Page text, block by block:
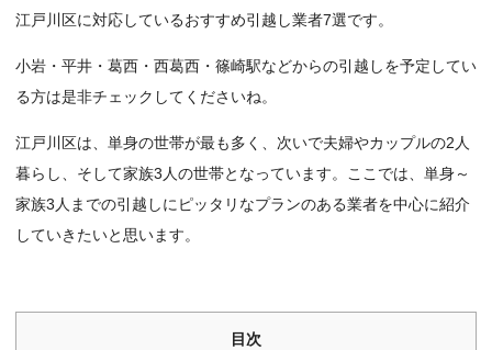
江戸川区に対応しているおすすめ引越し業者7選です。
小岩・平井・葛西・西葛西・篠崎駅などからの引越しを予定してい
る方は是非チェックしてくださいね。
江戸川区は、単身の世帯が最も多く、次いで夫婦やカップルの2人
暮らし、そして家族3人の世帯となっています。ここでは、単身～
家族3人までの引越しにピッタリなプランのある業者を中心に紹介
していきたいと思います。
目次